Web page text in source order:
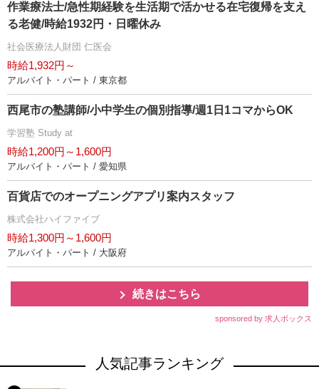
作業療法士/急性期経験を生活期で活かせる在宅復帰を支え
る老健/時給1932円・日曜休み
社会医療法人財団 仁医会
時給1,932円～
アルバイト・パート / 東京都
西尾市の塾講師/小中学生の個別指導/週1日1コマからOK
学習塾 Study at
時給1,200円～1,600円
アルバイト・パート / 愛知県
百貨店でのオープニングアプリ案内スタッフ
株式会社ハイファイブ
時給1,300円～1,600円
アルバイト・パート / 大阪府
続きはこちら
sponsored by 求人ボックス
人気記事ランキング